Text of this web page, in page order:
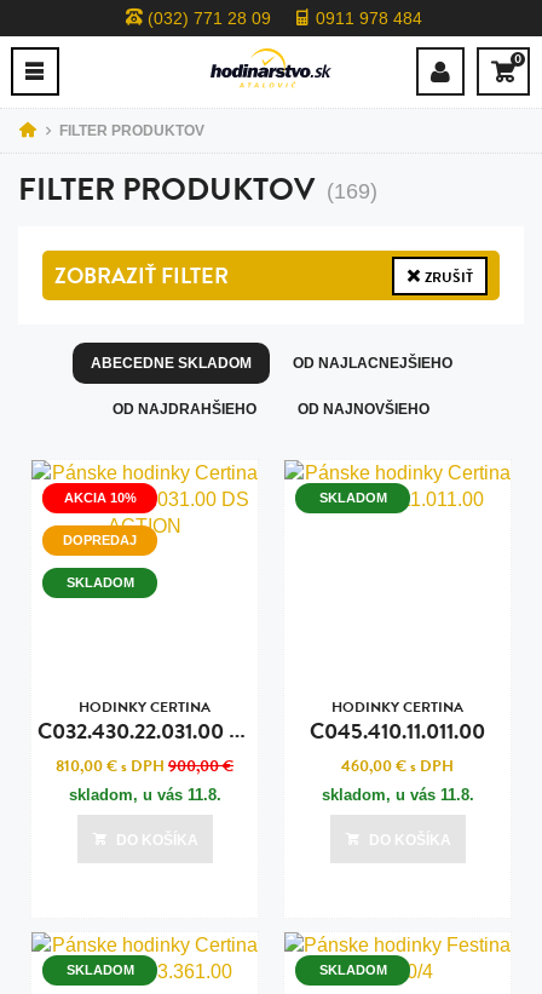
(032) 771 28 09 0911 978 484
0
FILTER PRODUKTOV
FILTER PRODUKTOV (169)
ZOBRAZIŤFILTER ZRUŠIŤ
ABECEDNE SKLADOM OD NAJLACNEJŠIEHO
OD NAJDRAHŠIEHO OD NAJNOVŠIEHO
AKCIA 10%
DOPREDAJ
SKLADOM
HODINKY CERTINA
C
032.430.22.031.00 DS ACTION
810,00 €s DPH 900,00 €
skladom, u vás 11.8.
DO KOŠÍKA
SKLADOM
HODINKY CERTINA
C045.410.11.011.00
460,00 €s DPH
skladom, u vás 11.8.
DO KOŠÍKA
SKLADOM SKLADOM